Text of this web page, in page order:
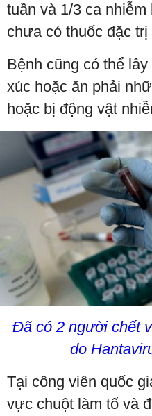
tuần và 1/3 ca
chưa có thuốc đặc trị
Bệnh cũng có thể
xúc hoặc ăn phải
hoặc bị động vật
Đã có 2 người chết
do
Tại công viên quốc
vực chuột làm tổ và